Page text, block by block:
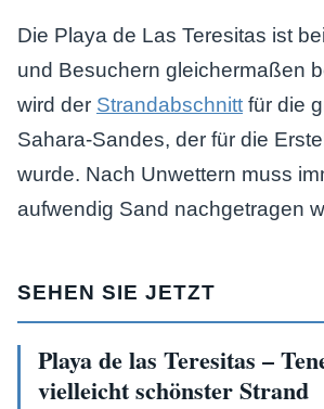
Die Playa de Las Teresitas ist
und Besuchern gleichermaßen
wird der Strandabschnitt für die
Sahara-Sandes, der für die
wurde. Nach Unwettern muss
aufwendig Sand nachgetragen
SEHEN SIE JETZT
Playa de las Teresitas –
vielleicht schönster Strand